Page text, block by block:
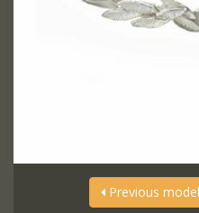
Previous model